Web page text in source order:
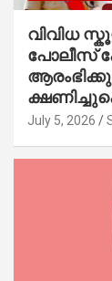
വിവിധ
പോലീസ്
July 5, 2026